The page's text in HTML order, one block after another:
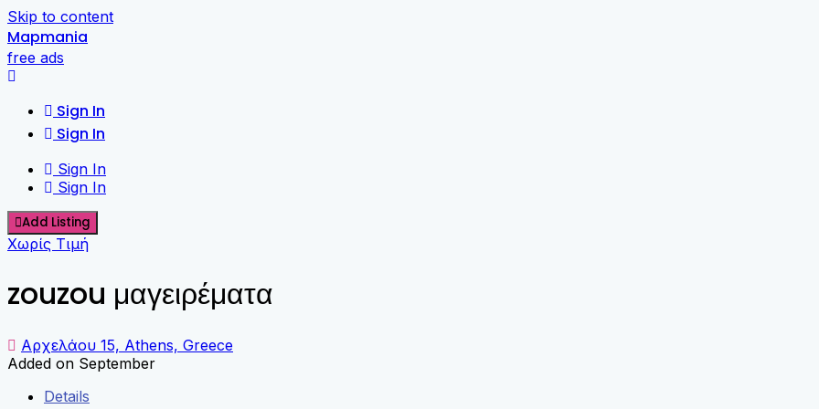
Skip to content
Mapmania
free ads
Sign In
Sign In
Sign In
Sign In
Add Listing
Χωρίς Τιμή
zouzou μαγειρέματα
Αρχελάου 15, Athens, Greece
Added on September
Details